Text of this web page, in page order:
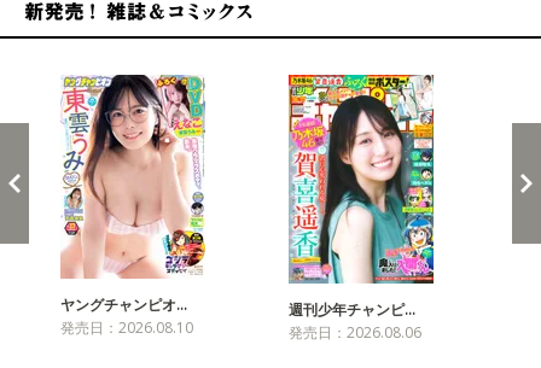
ヤングチャンピオ…
発売日：2026.08.10
週刊少年チャンピ…
発売日：2026.08.06